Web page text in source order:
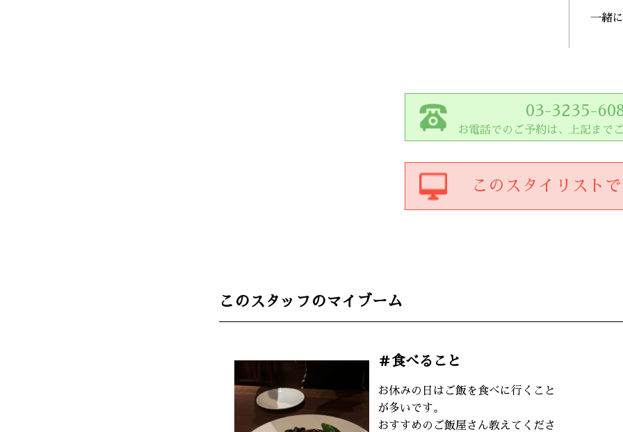
一緒
03-3235-
お電話でのご予約は、上記まで
この スタイリスト
このスタッフのマイブーム
＃食べること
お休みの日はご飯を食べに行くこと
が多いです。
おすすめのご飯屋さん教えてくださ